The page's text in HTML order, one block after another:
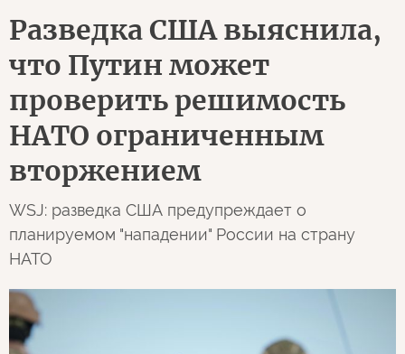
Разведка США выяснила,
что Путин может
проверить решимость
НАТО ограниченным
вторжением
WSJ: разведка США предупреждает о
планируемом "нападении" России на страну
НАТО